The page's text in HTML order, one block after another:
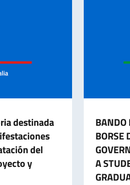
destinada
del
y
BANDO
BORSE
A